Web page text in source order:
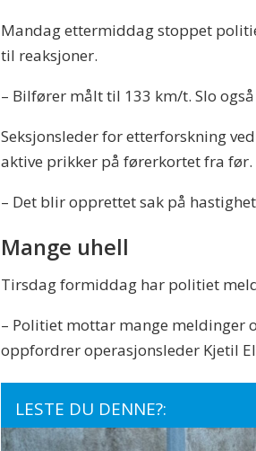
Mandag ettermiddag stoppet
til reaksjoner.
– Bilfører målt til 133 km/t. Slo
Seksjonsleder for etterforskning
aktive prikker på førerkortet fra før.
– Det blir opprettet sak på
Mange uhell
Tirsdag formiddag har politiet
– Politiet mottar mange meldinger
oppfordrer operasjonsleder Kjetil
LESTE DU DENNE?: